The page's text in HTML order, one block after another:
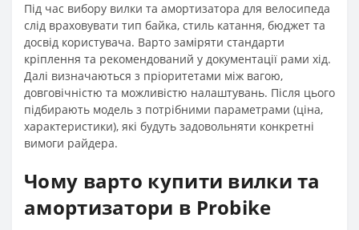
Під час вибору вилки та амортизатора для велосипеда
слід враховувати тип байка, стиль катання, бюджет та
досвід користувача. Варто заміряти стандарти
кріплення та рекомендований у документації рами хід.
Далі визначаються з пріоритетами між вагою,
довговічністю та можливістю налаштувань. Після цього
підбирають модель з потрібними параметрами (ціна,
характеристики), які будуть задовольняти конкретні
вимоги райдера.
Чому варто купити вилки та
амортизатори в Probike